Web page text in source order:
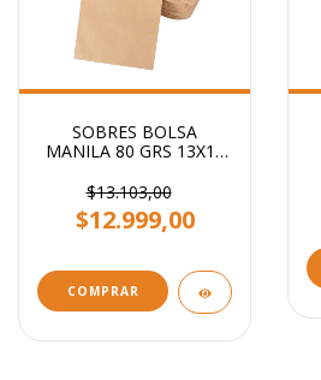
SOBRES BOLSA
MANILA 80 GRS 13X19
$13.103,00
$12.999,00
COMPRAR